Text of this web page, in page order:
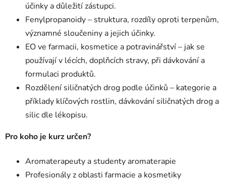
účinky a důležití zástupci.
Fenylpropanoidy – struktura, rozdíly oproti terpenům,
významné sloučeniny a jejich účinky.
EO ve farmacii, kosmetice a potravinářství – jak se
používají v lécích, doplňcích stravy, při dávkování a
formulaci produktů.
Rozdělení siličnatých drog podle účinků – kategorie a
příklady klíčových rostlin, dávkování siličnatých drog a
silic dle lékopisu.
Pro koho je kurz určen?
Aromaterapeuty a studenty aromaterapie
Profesionály z oblasti farmacie a kosmetiky